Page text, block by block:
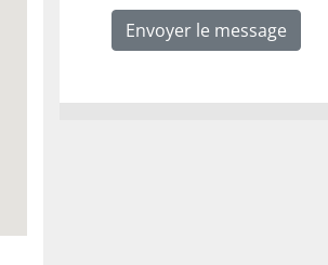
Envoyer le message